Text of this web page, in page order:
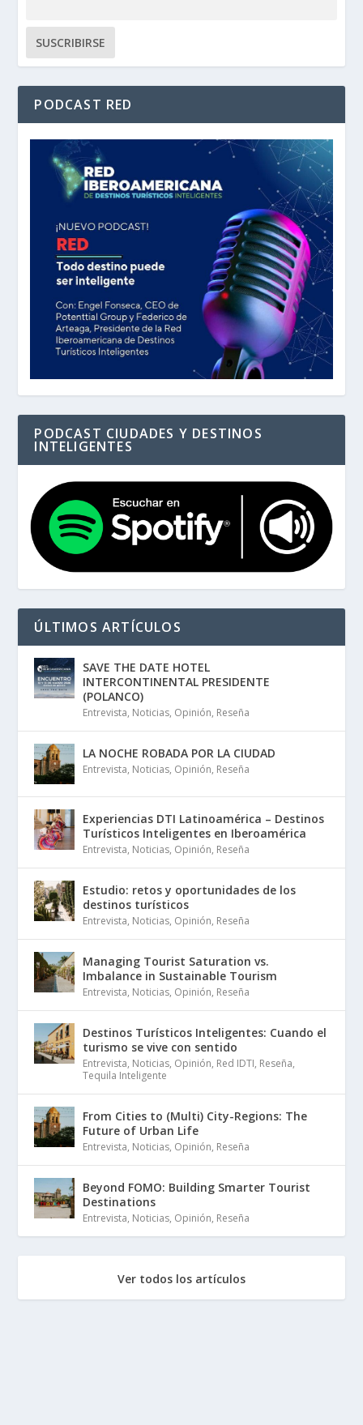
PODCAST RED
PODCAST CIUDADES Y DESTINOS
INTELIGENTES
ÚLTIMOS ARTÍCULOS
SAVE THE DATE HOTEL
INTERCONTINENTAL PRESIDENTE
(POLANCO)
Entrevista, Noticias, Opinión, Reseña
LA NOCHE ROBADA POR LA CIUDAD
Entrevista, Noticias, Opinión, Reseña
Experiencias DTI Latinoamérica – Destinos
Turísticos Inteligentes en Iberoamérica
Entrevista, Noticias, Opinión, Reseña
Estudio: retos y oportunidades de los
destinos turísticos
Entrevista, Noticias, Opinión, Reseña
Managing Tourist Saturation vs.
Imbalance in Sustainable Tourism
Entrevista, Noticias, Opinión, Reseña
Destinos Turísticos Inteligentes: Cuando el
turismo se vive con sentido
Entrevista, Noticias, Opinión, Red IDTI, Reseña,
Tequila Inteligente
From Cities to (Multi) City-Regions: The
Future of Urban Life
Entrevista, Noticias, Opinión, Reseña
Beyond FOMO: Building Smarter Tourist
Destinations
Entrevista, Noticias, Opinión, Reseña
Ver todos los artículos